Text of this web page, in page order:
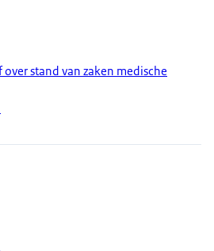
stand van zaken medische